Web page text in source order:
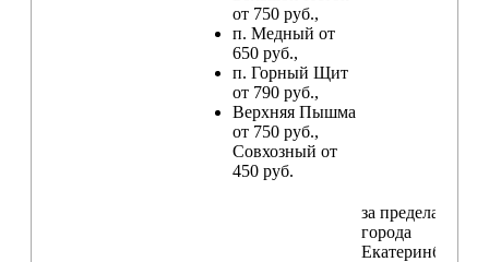
от 750 руб.,
п. Медный от
650 руб.,
п. Горный Щит
от 790 руб.,
Верхняя Пышма
от 750 руб.,
Совхозный от
450 руб.
за пределами
города
Екатеринбург